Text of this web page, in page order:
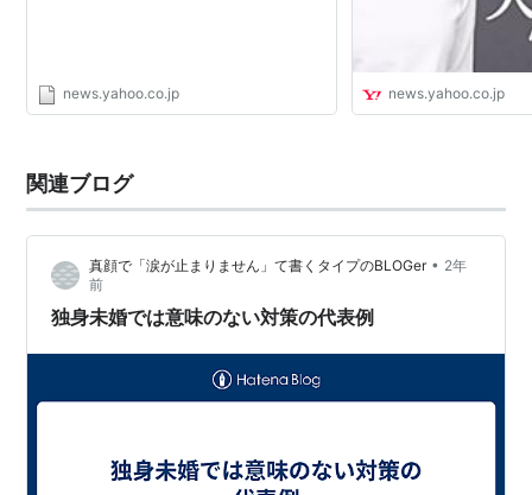
news.yahoo.co.jp news.yahoo.co.jp
関連ブログ
真顔で「涙が止まりません」て書くタイプのBLOGer • 2年
前
独身未婚では意味のない対策の代表例